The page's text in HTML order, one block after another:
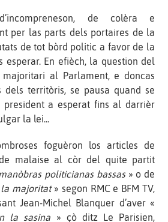
de colèra e
per las parts dels portaires de la
de tot bòrd politic a favor de la
esperar. En efièch, la question del
al Parlament, e doncas
dels territòris, se pausa quand se
president a esperat fins al darrièr
la lei...
foguèron los articles de
malaise al còr del quite partit
politicianas bassas» o de
majoritat» segon RMC e BFM TV,
Jean-Michel Blanquer d’aver «
la sasina » çò ditz Le Parisien,